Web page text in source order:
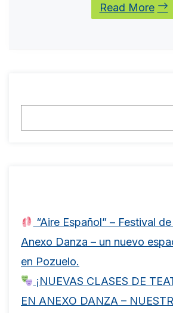
Read More
“Aire Español” – Festival
Anexo Danza – un nuevo
en Pozuelo.
¡NUEVAS CLASES DE
EN ANEXO DANZA –